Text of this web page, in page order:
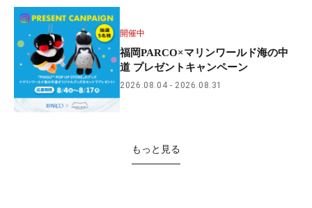
開催中
福岡PARCO×マリンワールド海の中
道 プレゼントキャンペーン
2026.08.04 2026.08.31
もっと見る